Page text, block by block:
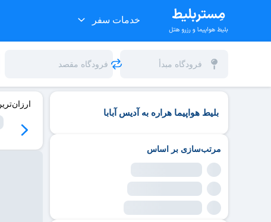
خدمات سفر
بلیط هواپیما هراره به آدیس آبابا
مرتب‌سازی بر اساس